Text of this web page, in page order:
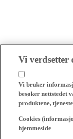
Vi verdsetter
Vi bruker
besøker nettstedet
produktene,
Cookies
hjemmeside